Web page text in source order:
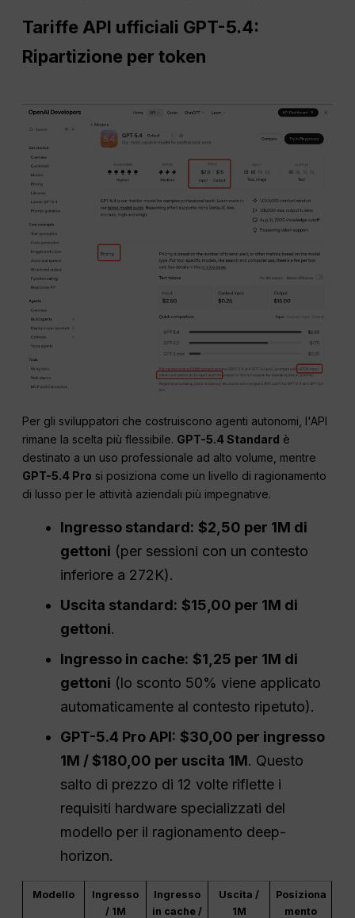
Tariffe API ufficiali GPT-5.4:
Ripartizione per token
Per gli sviluppatori che costruiscono agenti autonomi, l'API
rimane la scelta più flessibile. GPT-5.4 Standard è
destinato a un uso professionale ad alto volume, mentre
GPT-5.4 Pro si posiziona come un livello di ragionamento
di lusso per le attività aziendali più impegnative.
Ingresso standard: $2,50 per 1M di
gettoni (per sessioni con un contesto
inferiore a 272K).
Uscita standard: $15,00 per 1M di
gettoni.
Ingresso in cache: $1,25 per 1M di
gettoni (lo sconto 50% viene applicato
automaticamente al contesto ripetuto).
GPT-5.4 Pro API: $30,00 per ingresso
1M / $180,00 per uscita 1M. Questo
salto di prezzo di 12 volte riflette i
requisiti hardware specializzati del
modello per il ragionamento deep-
horizon.
Modello
Ingresso
/ 1M
Ingresso
in cache /
Uscita /
1M
Posiziona
mento